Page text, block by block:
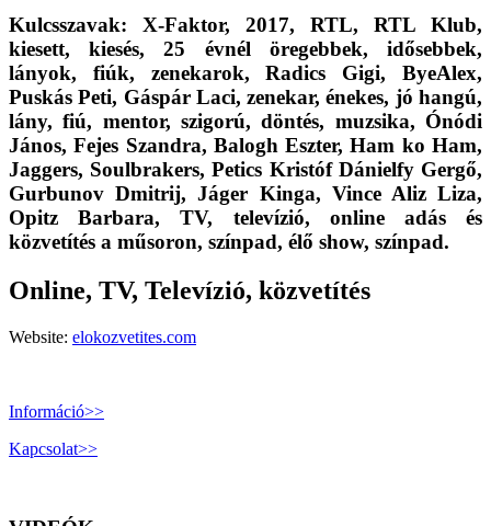
Kulcsszavak: X-Faktor, 2017, RTL, RTL Klub,
kiesett, kiesés, 25 évnél öregebbek, idősebbek,
lányok, fiúk, zenekarok, Radics Gigi, ByeAlex,
Puskás Peti, Gáspár Laci, zenekar, énekes, jó hangú,
lány, fiú, mentor, szigorú, döntés, muzsika, Ónódi
János, Fejes Szandra, Balogh Eszter, Ham ko Ham,
Jaggers, Soulbrakers, Petics Kristóf Dánielfy Gergő,
Gurbunov Dmitrij, Jáger Kinga, Vince Aliz Liza,
Opitz Barbara, TV, televízió, online adás és
közvetítés a műsoron, színpad, élő show, színpad.
Online, TV, Televízió, közvetítés
Website: elokozvetites.com
Információ>>
Kapcsolat>>